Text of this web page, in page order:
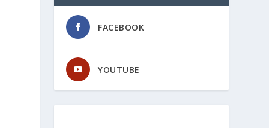
FACEBOOK
YOUTUBE